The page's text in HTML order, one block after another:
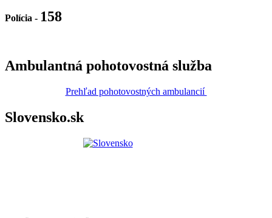
Polícia - 158
Ambulantná pohotovostná služba
Prehľad pohotovostných ambulancií
Slovensko.sk